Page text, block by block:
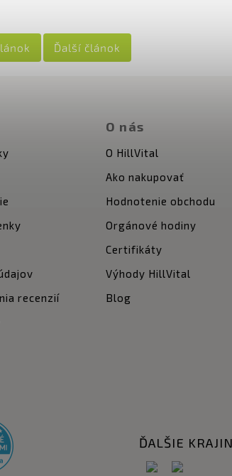
Ďalší článok
recenzií
O nás
O HillVital
Ako nakupovať
Hodnotenie obchodu
Orgánové hodiny
Certifikáty
Výhody HillVital
Blog
ĎALŠIE